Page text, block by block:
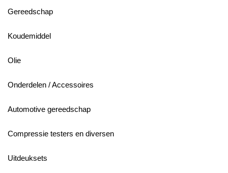
Gereedschap
Koudemiddel
Olie
Onderdelen / Accessoires
Automotive gereedschap
Compressie testers en diversen
Uitdeuksets